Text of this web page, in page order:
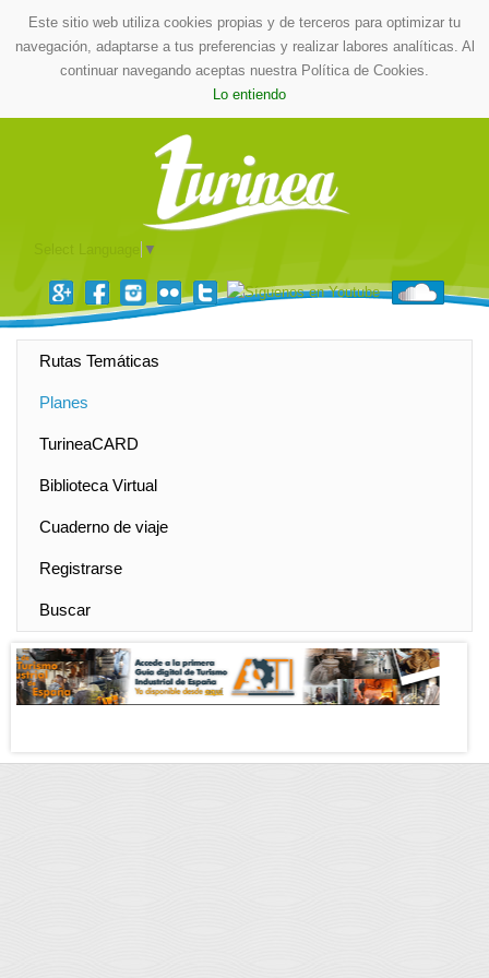
Este sitio web utiliza cookies propias y de terceros para optimizar tu
navegación, adaptarse a tus preferencias y realizar labores analíticas. Al
continuar navegando aceptas nuestra Política de Cookies.
Lo entiendo
▼
Rutas Temáticas
Planes
TurineaCARD
Biblioteca Virtual
Cuaderno de viaje
Registrarse
Buscar